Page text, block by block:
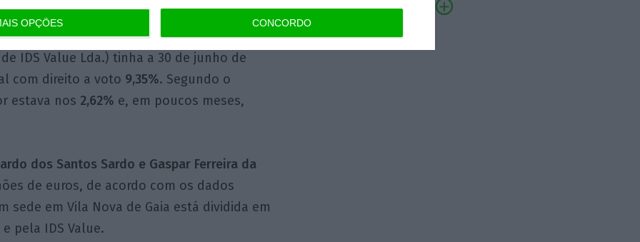
OPÇÕES CONCORDO
da Teixeira Duarte detalha que a Dualis
IDS Value Lda.) tinha a 30 de junho de
com direito a voto 9,35%. Segundo o
estava nos 2,62% e, em poucos meses,
dos Santos Sardo e Gaspar Ferreira da
de euros, de acordo com os dados
sede em Vila Nova de Gaia está dividida em
pela IDS Value.